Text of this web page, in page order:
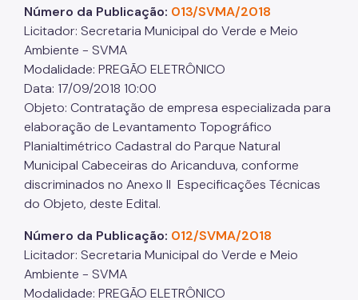
Número da Publicação: 013/SVMA/2018
Licitador: Secretaria Municipal do Verde e Meio
Ambiente - SVMA
Modalidade: PREGÃO ELETRÔNICO
Data: 17/09/2018 10:00
Objeto: Contratação de empresa especializada para
elaboração de Levantamento Topográfico
Planialtimétrico Cadastral do Parque Natural
Municipal Cabeceiras do Aricanduva, conforme
discriminados no Anexo II Especificações Técnicas
do Objeto, deste Edital.
Número da Publicação: 012/SVMA/2018
Licitador: Secretaria Municipal do Verde e Meio
Ambiente - SVMA
Modalidade: PREGÃO ELETRÔNICO